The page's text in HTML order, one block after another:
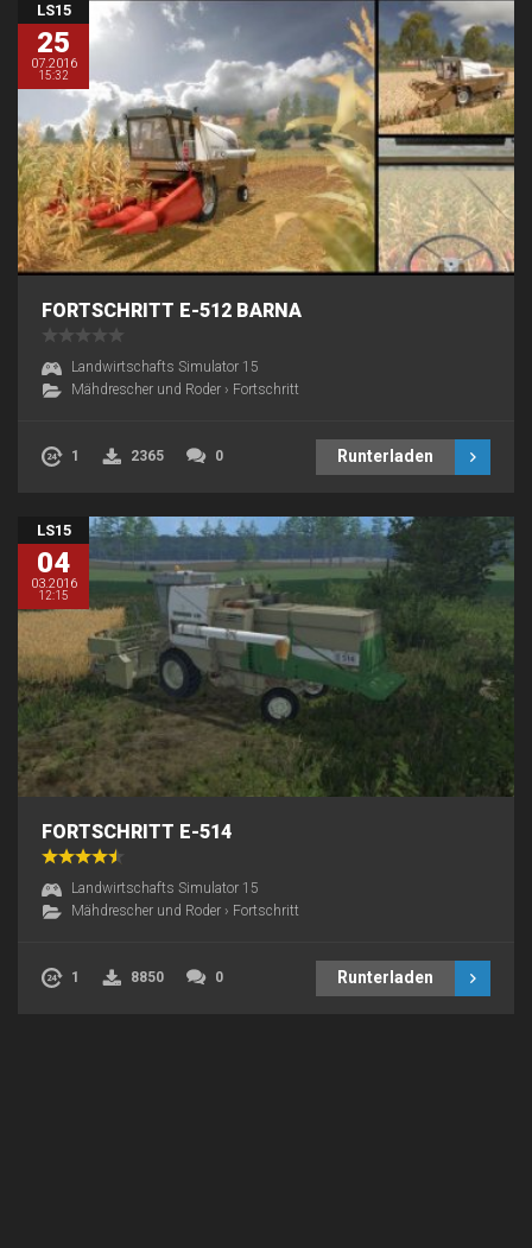
LS15
25
07.2016
15:32
FORTSCHRITT E-512 BARNA
Landwirtschafts Simulator 15
Mähdrescher und Roder › Fortschritt
1 2365 0 Runterladen
LS15
04
03.2016
12:15
FORTSCHRITT E-514
Landwirtschafts Simulator 15
Mähdrescher und Roder › Fortschritt
1 8850 0 Runterladen